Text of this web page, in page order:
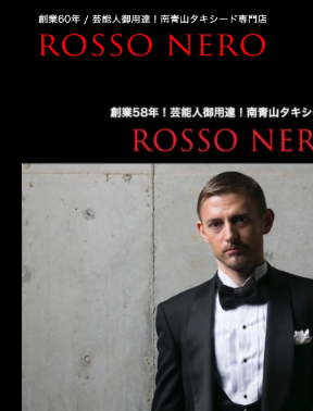
TUXEDO RENTAL
TUXEDO RANKING
KIMONO DRESS
CUSTOMER'S VOICE
COLUMN &BLOG
ABOUT US
ACCESS